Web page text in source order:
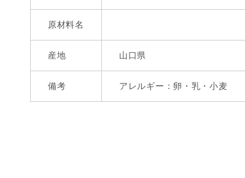
原材料名
産地 山口県
備考 アレルギー：卵・乳・小麦